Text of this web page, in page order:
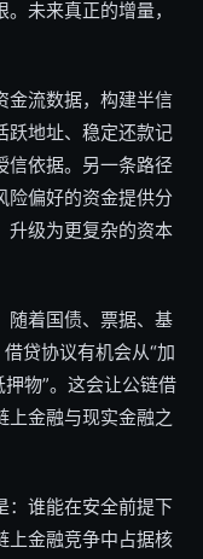
未来真正的增量，
金流数据，构建半信
跃地址、稳定还款记
信依据。另一条路径
险偏好的资金提供分
升级为更复杂的资本
随着国债、票据、基
贷协议有机会从“加
物”。这会让公链借
上金融与现实金融之
：谁能在安全前提下
上金融竞争中占据核